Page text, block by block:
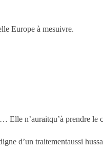
Europe à mesuivre.
n’auraitqu’à prendre le
d’un traitementaussi